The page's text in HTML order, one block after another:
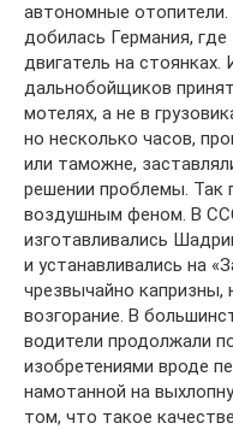
автономные
добилась Германия,
двигатель на стоянках.
дальнобойщиков
мотелях, а не в
но несколько часов,
или таможне,
решении проблемы. Так
воздушным феном. В
изготавливались
и устанавливались на
чрезвычайно
возгорание. В
водители продолжали
изобретениями вроде
намотанной на
том, что такое